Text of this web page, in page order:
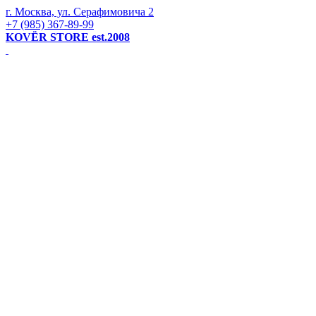
г. Москва, ул. Серафимовича 2
+7 (985) 367-89-99
KOVЁR STORE est.2008